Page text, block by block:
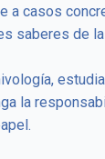
a casos
saberes de
la